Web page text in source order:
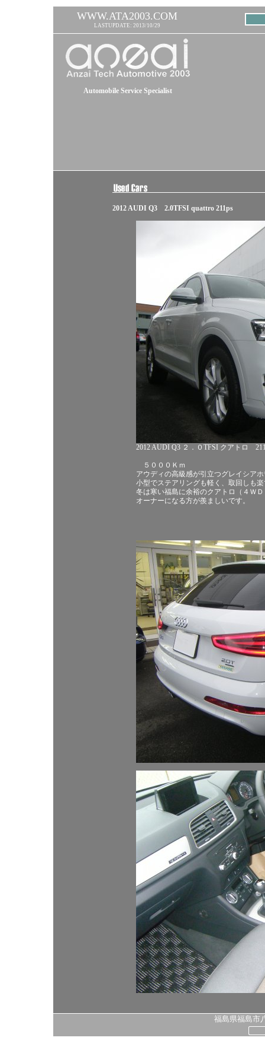
WWW.ATA2003.COM
LASTUPDATE: 2013/10/29
Automobile Service Specialist
2012 AUDI Q3 2.0TFSI quattro 211ps
2012 AUDI Q3 ２．０TFSI クアトロ
５０００Ｋｍ
アウディの高級感が引立つグレイシア
小型でステアリングも軽く、取回しも
冬は寒い福島に余裕のクアトロ（４Ｗ
オーナーになる方が羨ましいです。
福島県福島市